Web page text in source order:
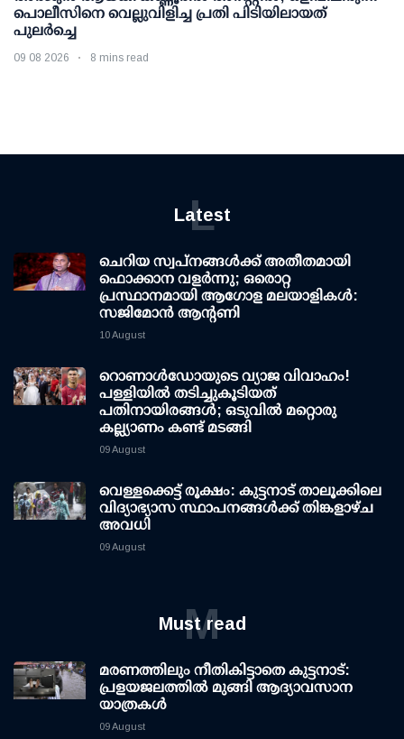
പൊലീസിനെ വെല്ലുവിളിച്ച പ്രതി പിടിയിലായത്
പുലര്‍ച്ചെ
09 08 2026 8 mins read
Latest
L
ചെറിയ സ്വപ്നങ്ങൾക്ക് അതീതമായി
ഫൊക്കാന വളർന്നു; ഒരൊറ്റ
പ്രസ്ഥാനമായി ആഗോള മലയാളികൾ:
സജിമോൻ ആന്റണി
10 August
റൊണാള്‍ഡോയുടെ വ്യാജ വിവാഹം!
പള്ളിയില്‍ തടിച്ചുകൂടിയത്
പതിനായിരങ്ങള്‍; ഒടുവില്‍ മറ്റൊരു
കല്ല്യാണം കണ്ട് മടങ്ങി
09 August
വെള്ളക്കെട്ട് രൂക്ഷം: കുട്ടനാട് താലൂക്കിലെ
വിദ്യാഭ്യാസ സ്ഥാപനങ്ങള്‍ക്ക് തിങ്കളാഴ്ച
അവധി
09 August
Must read
M
മരണത്തിലും നീതികിട്ടാതെ കുട്ടനാട്:
പ്രളയജലത്തില്‍ മുങ്ങി ആദ്യാവസാന
യാത്രകള്‍
09 August